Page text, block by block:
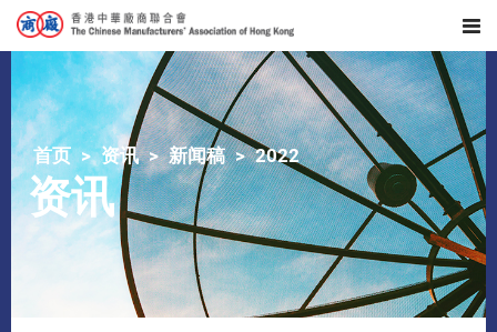
首页 资讯 新闻稿 2022
资讯